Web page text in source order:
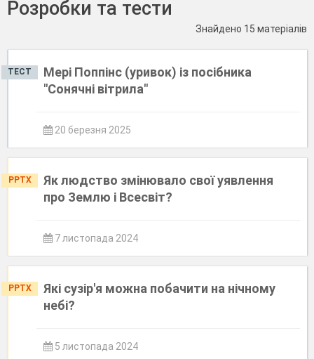
Розробки та тести
Знайдено 15 матеріалів
ТЕСТ
Мері Поппінс (уривок) із посібника
"Сонячні вітрила"
20 березня 2025
PPTX
Як людство змінювало свої уявлення
про Землю і Всесвіт?
7 листопада 2024
PPTX
Які сузір'я можна побачити на нічному
небі?
5 листопада 2024